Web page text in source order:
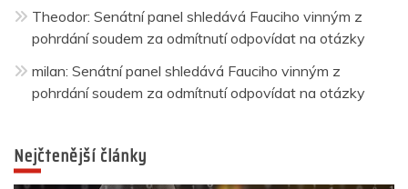
Theodor: Senátní panel shledává Fauciho vinným z
pohrdání soudem za odmítnutí odpovídat na otázky
milan: Senátní panel shledává Fauciho vinným z
pohrdání soudem za odmítnutí odpovídat na otázky
Nejčtenější články